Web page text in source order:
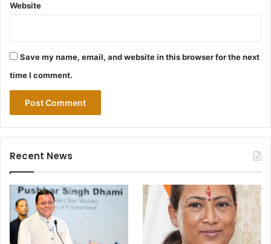
Website
Save my name, email, and website in this browser for the next
time I comment.
Recent News